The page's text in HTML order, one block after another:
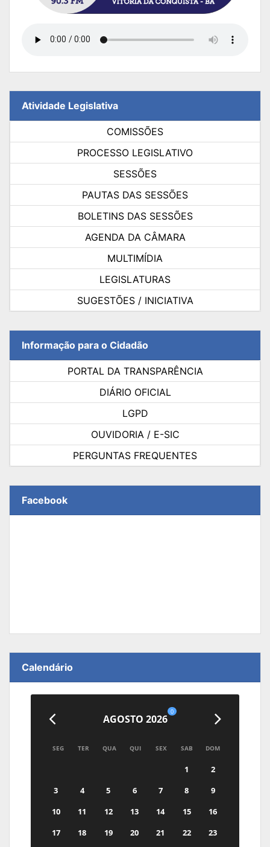
Atividade Legislativa
COMISSÕES
PROCESSO LEGISLATIVO
SESSÕES
PAUTAS DAS SESSÕES
BOLETINS DAS SESSÕES
AGENDA DA CÂMARA
MULTIMÍDIA
LEGISLATURAS
SUGESTÕES / INICIATIVA
Informação para o Cidadão
PORTAL DA TRANSPARÊNCIA
DIÁRIO OFICIAL
LGPD
OUVIDORIA / E-SIC
PERGUNTAS FREQUENTES
Facebook
Calendário
AGOSTO 2026
0
SEG TER QUA QUI SEX SAB DOM
1
2
3
4 5 6 7 8
9
10
11 12 13 14 15
16
17
18 19 20 21 22
23